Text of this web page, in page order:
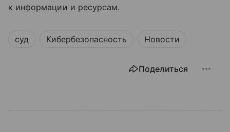
к информации и ресурсам.
суд Кибербезопасность Новости
Поделиться